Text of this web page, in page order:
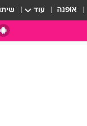
אופנה עוד